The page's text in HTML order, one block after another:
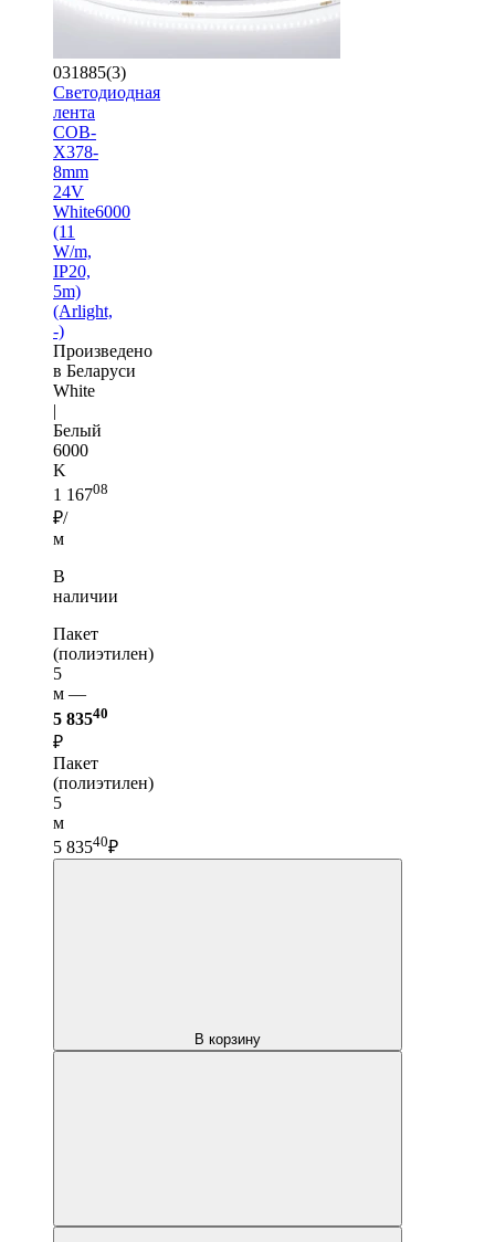
031885(3)
Светодиодная
лента
COB-
X378-
8mm
24V
White6000
(11
W/m,
IP20,
5m)
(Arlight,
-)
Произведено
в Беларуси
White
|
Белый
6000
K
1 16708
₽/
м
В
наличии
Пакет
(полиэтилен)
5
м —
5 83540
₽
Пакет
(полиэтилен)
5
м
5 83540₽
В корзину